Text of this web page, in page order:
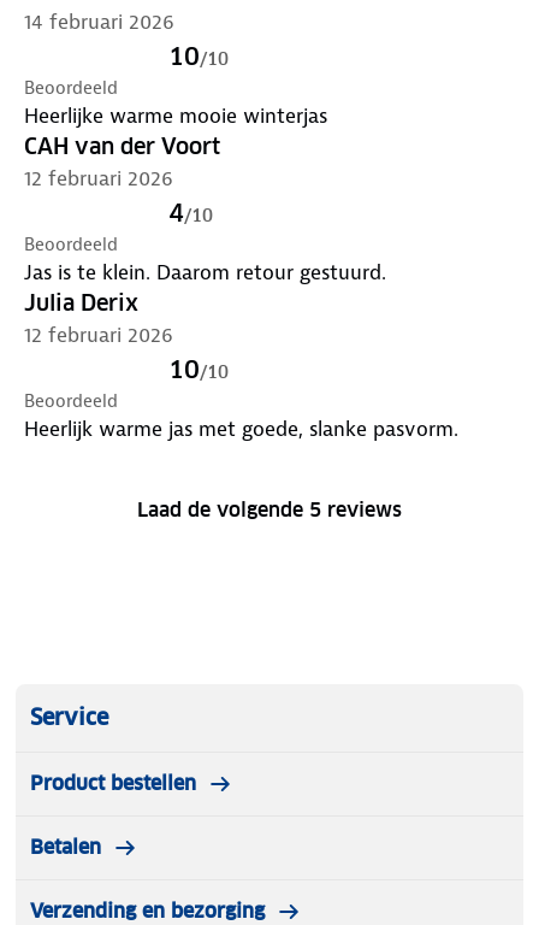
14 februari 2026
10/10
Beoordeeld
Heerlijke warme mooie winterjas
CAH van der Voort
12 februari 2026
4/10
Beoordeeld
Jas is te klein. Daarom retour gestuurd.
Julia Derix
12 februari 2026
10/10
Beoordeeld
Heerlijk warme jas met goede, slanke pasvorm.
Laad de volgende 5 reviews
Service
Product bestellen
Betalen
Verzending en bezorging